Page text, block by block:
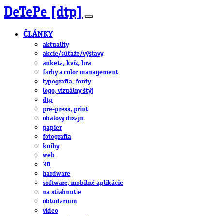
DeTePe [dtp]
ČLÁNKY
aktuality
akcie/súťaže/výstavy
anketa, kvíz, hra
farby a color management
typografia, fonty
logo, vizuálny štýl
dtp
pre-press, print
obalový dizajn
papier
fotografia
knihy
web
3D
hardware
software, mobilné aplikácie
na stiahnutie
obludárium
video